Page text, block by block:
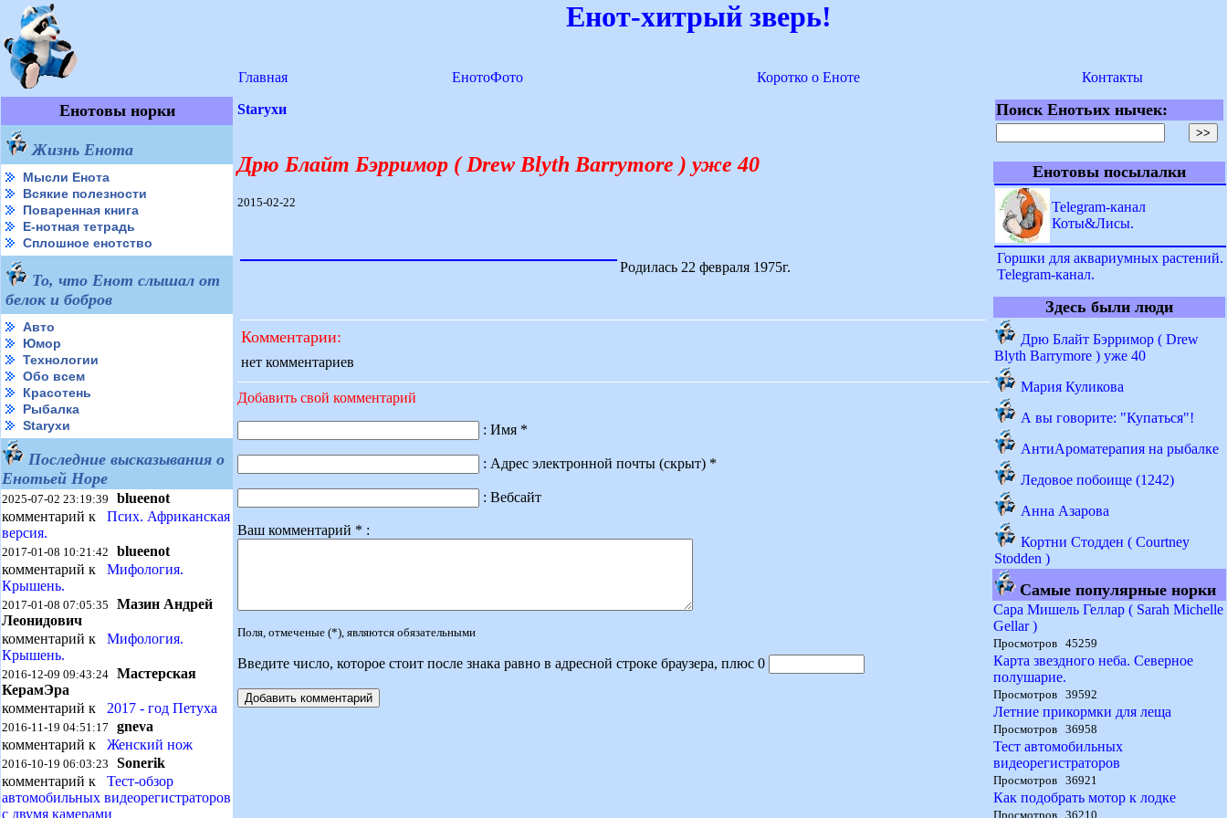
Енот-хитрый зверь!
Главная ЕнотоФото Коротко о Еноте Контакты
Енотовы норки
Жизнь Енота
Мысли Енота
Всякие полезности
Поваренная книга
Е-нотная тетрадь
Сплошное енотство
То, что Енот слышал от
белок и бобров
Авто
Юмор
Технологии
Обо всем
Красотень
Рыбалка
Starухи
Последние высказывания о
Енотьей Норе
2025-07-02 23:19:39 blueenot
комментарий к Псих. Африканская
версия.
2017-01-08 10:21:42 blueenot
комментарий к Мифология.
Крышень.
2017-01-08 07:05:35 Мазин Андрей
Леонидович
комментарий к Мифология.
Крышень.
2016-12-09 09:43:24 Мастерская
КерамЭра
комментарий к 2017 - год Петуха
2016-11-19 04:51:17 gneva
комментарий к Женский нож
2016-10-19 06:03:23 Sonerik
комментарий к Тест-обзор
автомобильных видеорегистраторов
с двумя камерами
Starухи
Дрю Блайт Бэрримор ( Drew Blyth Barrymore ) уже 40
2015-02-22
Родилась 22 февраля 1975г.
Комментарии:
нет комментариев
Добавить свой комментарий
: Имя *
: Адрес электронной почты (скрыт) *
: Вебсайт
Ваш комментарий * :
Поля, отмеченые (*), являются обязательными
Введите число, которое стоит после знака равно в адресной строке браузера, плюс 0
Поиск Енотьих нычек:
Енотовы посылалки
Telegram-канал
Коты&Лисы.
Горшки для аквариумных растений.
Telegram-канал.
Здесь были люди
Дрю Блайт Бэрримор ( Drew
Blyth Barrymore ) уже 40
Мария Куликова
А вы говорите: "Купаться"!
АнтиАроматерапия на рыбалке
Ледовое побоище (1242)
Анна Азарова
Кортни Стодден ( Courtney
Stodden )
Самые популярные норки
Сара Мишель Геллар ( Sarah Michelle
Gellar )
Просмотров 45259
Карта звездного неба. Северное
полушарие.
Просмотров 39592
Летние прикормки для леща
Просмотров 36958
Тест автомобильных
видеорегистраторов
Просмотров 36921
Как подобрать мотор к лодке
Просмотров 36210